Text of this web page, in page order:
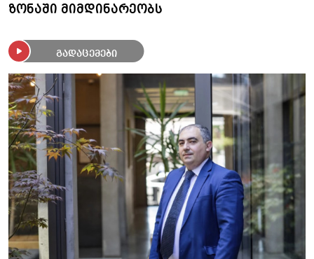
ზონაში მიმდინარეობს
გადაცემები